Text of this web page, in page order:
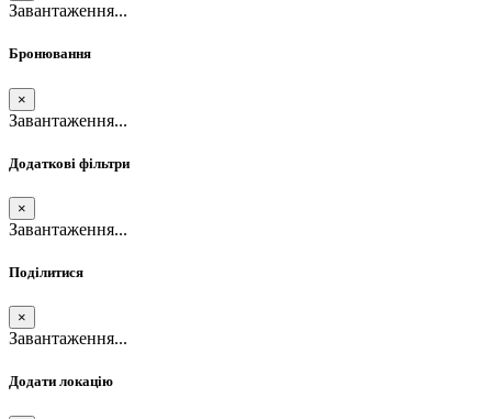
Завантаження...
Бронювання
×
Завантаження...
Додаткові фільтри
×
Завантаження...
Поділитися
×
Завантаження...
Додати локацію